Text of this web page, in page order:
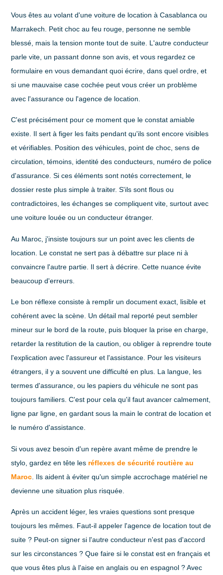
Vous êtes au volant d'une voiture de location à Casablanca ou
Marrakech. Petit choc au feu rouge, personne ne semble
blessé, mais la tension monte tout de suite. L'autre conducteur
parle vite, un passant donne son avis, et vous regardez ce
formulaire en vous demandant quoi écrire, dans quel ordre, et
si une mauvaise case cochée peut vous créer un problème
avec l'assurance ou l'agence de location.
C'est précisément pour ce moment que le constat amiable
existe. Il sert à figer les faits pendant qu'ils sont encore visibles
et vérifiables. Position des véhicules, point de choc, sens de
circulation, témoins, identité des conducteurs, numéro de police
d'assurance. Si ces éléments sont notés correctement, le
dossier reste plus simple à traiter. S'ils sont flous ou
contradictoires, les échanges se compliquent vite, surtout avec
une voiture louée ou un conducteur étranger.
Au Maroc, j'insiste toujours sur un point avec les clients de
location. Le constat ne sert pas à débattre sur place ni à
convaincre l'autre partie. Il sert à décrire. Cette nuance évite
beaucoup d'erreurs.
Le bon réflexe consiste à remplir un document exact, lisible et
cohérent avec la scène. Un détail mal reporté peut sembler
mineur sur le bord de la route, puis bloquer la prise en charge,
retarder la restitution de la caution, ou obliger à reprendre toute
l'explication avec l'assureur et l'assistance. Pour les visiteurs
étrangers, il y a souvent une difficulté en plus. La langue, les
termes d'assurance, ou les papiers du véhicule ne sont pas
toujours familiers. C'est pour cela qu'il faut avancer calmement,
ligne par ligne, en gardant sous la main le contrat de location et
le numéro d'assistance.
Si vous avez besoin d'un repère avant même de prendre le
stylo, gardez en tête les réflexes de sécurité routière au
Maroc . Ils aident à éviter qu'un simple accrochage matériel ne
devienne une situation plus risquée.
Après un accident léger, les vraies questions sont presque
toujours les mêmes. Faut-il appeler l'agence de location tout de
suite ? Peut-on signer si l'autre conducteur n'est pas d'accord
sur les circonstances ? Que faire si le constat est en français et
que vous êtes plus à l'aise en anglais ou en espagnol ? Avec